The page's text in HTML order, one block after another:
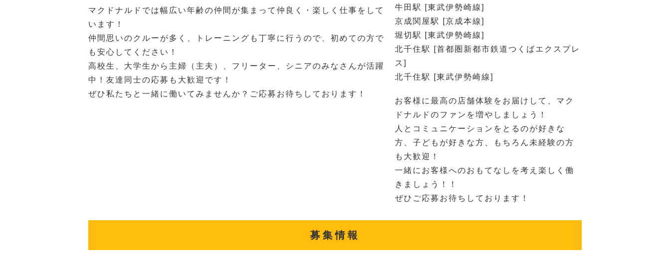
マクドナルドでは幅広い年齢の仲間が集まって仲良く・楽しく仕事をして
います！
仲間思いのクルーが多く、トレーニングも丁寧に行うので、初めての方で
も安心してください！
高校生、大学生から主婦（主夫）、フリーター、シニアのみなさんが活躍
中！友達同士の応募も大歓迎です！
ぜひ私たちと一緒に働いてみませんか？ご応募お待ちしております！
牛田駅 [東武伊勢崎線]
京成関屋駅 [京成本線]
堀切駅 [東武伊勢崎線]
北千住駅 [首都圏新都市鉄道つくばエクスプレ
ス]
北千住駅 [東武伊勢崎線]
お客様に最高の店舗体験をお届けして、マク
ドナルドのファンを増やしましょう！
人とコミュニケーションをとるのが好きな
方、子どもが好きな方、もちろん未経験の方
も大歓迎！
一緒にお客様へのおもてなしを考え楽しく働
きましょう！！
ぜひご応募お待ちしております！
募集情報